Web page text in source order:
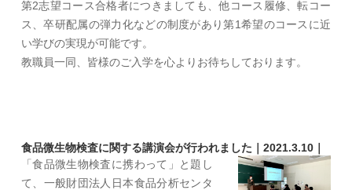
第2志望コース合格者につきましても、他コース履修、転コー
ス、卒研配属の弾力化などの制度があり第1希望のコースに近
い学びの実現が可能です。
教職員一同、皆様のご入学を心よりお待ちしております。
食品微生物検査に関する講演会が行われました｜2021.3.10｜
「食品微生物検査に携わって」と題し
て、一般財団法人日本食品分析センタ